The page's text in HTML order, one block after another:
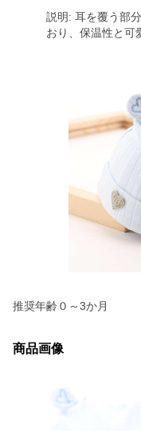
説明: 耳を覆う部
おり、保温性と可
推奨年齢０～3か月
商品画像